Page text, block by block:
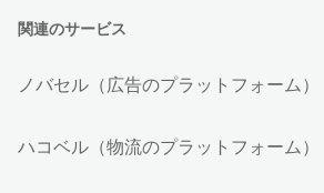
関連のサービス
ノバセル（広告のプラットフォーム）
ハコベル（物流のプラットフォーム）